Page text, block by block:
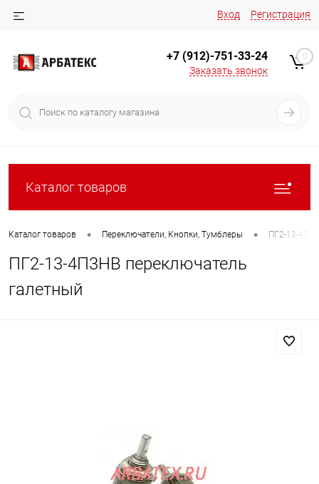
Вход Регистрация
+7 (912)-751-33-24
Заказать звонок
0
Каталог товаров
Каталог товаров • Переключатели, Кнопки, Тумблеры • ПГ2-13-
ПГ2-13-4П3НВ переключатель
галетный